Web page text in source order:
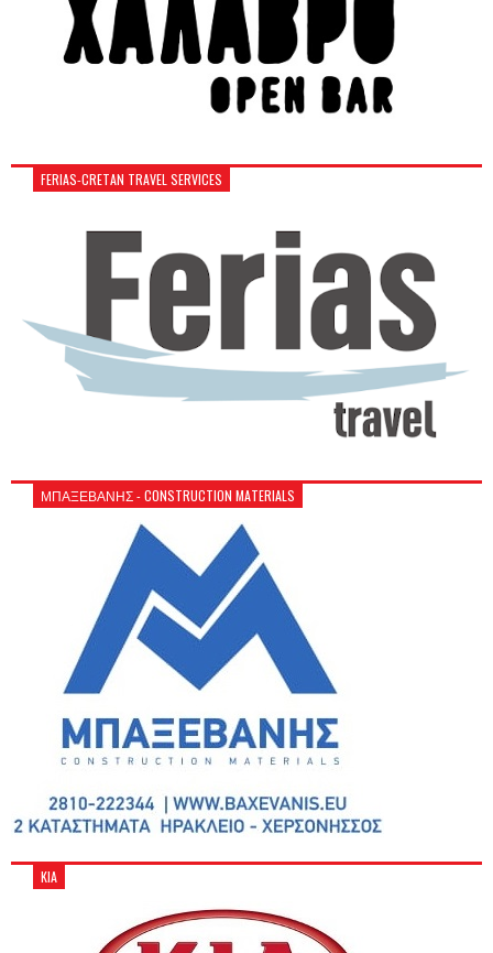
FERIAS-CRETAN TRAVEL SERVICES
ΜΠΑΞΕΒΑΝΗΣ - CONSTRUCTION MATERIALS
KIA